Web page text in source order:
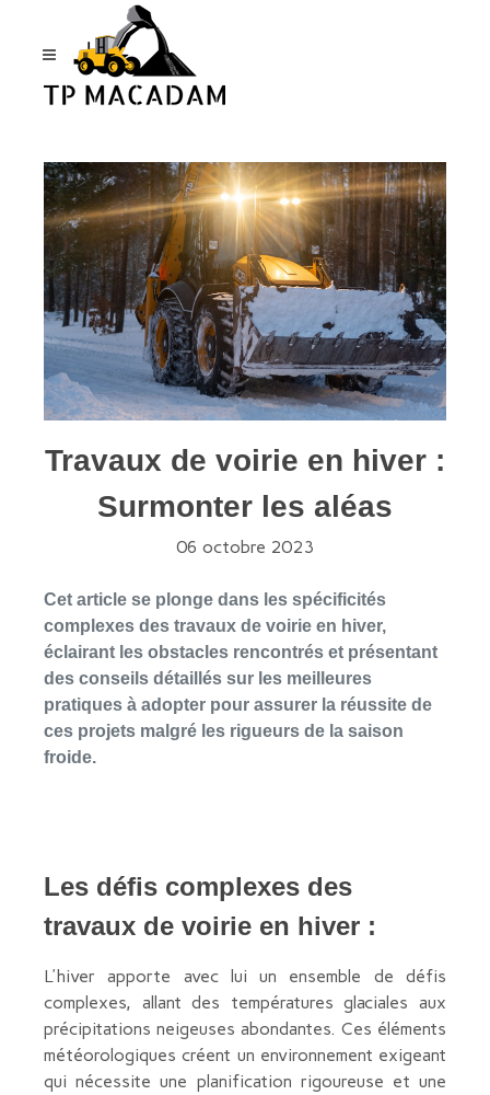
Travaux de voirie en hiver :
Surmonter les aléas
06 octobre 2023
Cet article se plonge dans les spécificités
complexes des travaux de voirie en hiver,
éclairant les obstacles rencontrés et présentant
des conseils détaillés sur les meilleures
pratiques à adopter pour assurer la réussite de
ces projets malgré les rigueurs de la saison
froide.
Les défis complexes des
travaux de voirie en hiver :
L'hiver apporte avec lui un ensemble de défis
complexes, allant des températures glaciales aux
précipitations neigeuses abondantes. Ces éléments
météorologiques créent un environnement exigeant
qui nécessite une planification rigoureuse et une
Panneau de gestion des cookies